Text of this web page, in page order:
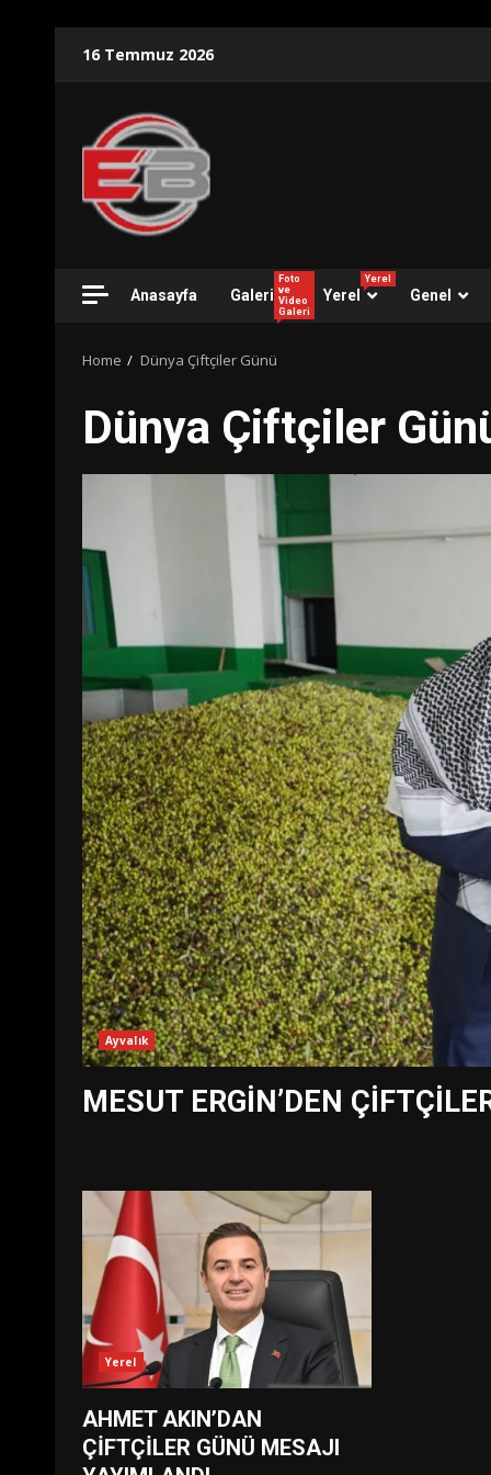
16 Temmuz 2026
Anasayfa Galeri
Foto
ve
Video
Galeri
Yerel
Yerel
Genel
Home Dünya Çiftçiler Günü
Dünya Çiftçiler
Ayvalık
MESUT ERGİN’DEN
Yerel
AHMET AKIN’DAN
ÇİFTÇİLER GÜNÜ MESAJI